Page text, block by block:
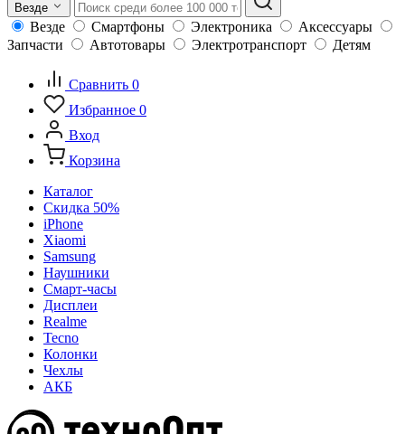
Везде
Везде Смартфоны Электроника
Аксессуары
Запчасти
Автотовары Электротранспорт Детям
Сравнить 0
Избранное 0
Вход
Корзина
Каталог
Скидка 50%
iPhone
Xiaomi
Samsung
Наушники
Смарт-часы
Дисплеи
Realme
Tecno
Колонки
Чехлы
АКБ